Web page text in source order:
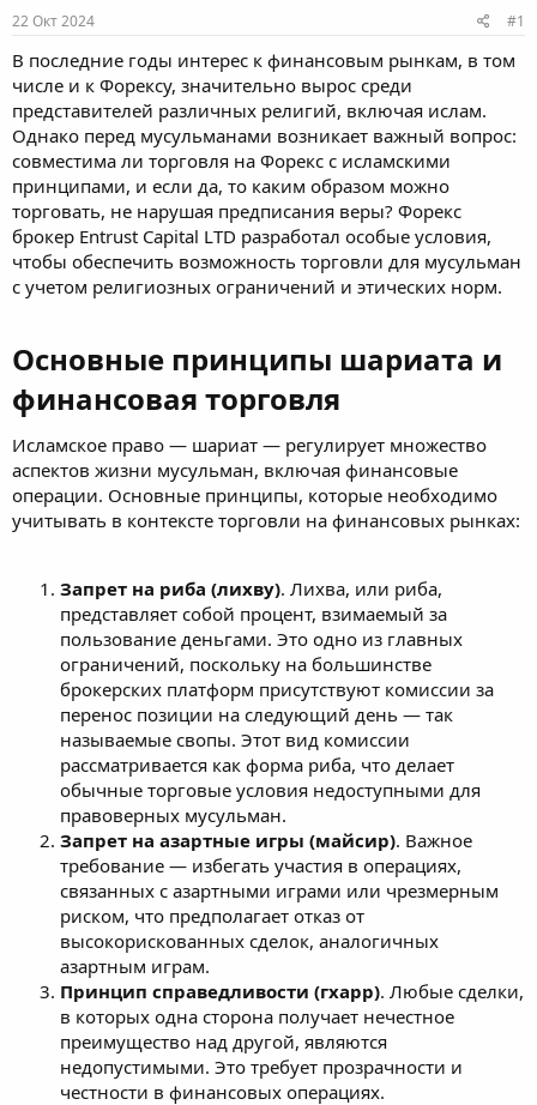
е
м
ы
л
22 Окт 2024 #1
В последние годы интерес к финансовым рынкам, в том
числе и к Форексу, значительно вырос среди
представителей различных религий, включая ислам.
Однако перед мусульманами возникает важный вопрос:
совместима ли торговля на Форекс с исламскими
принципами, и если да, то каким образом можно
торговать, не нарушая предписания веры? Форекс
брокер Entrust Capital LTD разработал особые условия,
чтобы обеспечить возможность торговли для мусульман
с учетом религиозных ограничений и этических норм.
Основные принципы шариата и
финансовая торговля​
Исламское право — шариат — регулирует множество
аспектов жизни мусульман, включая финансовые
операции. Основные принципы, которые необходимо
учитывать в контексте торговли на финансовых рынках:
Запрет на риба (лихву). Лихва, или риба,
представляет собой процент, взимаемый за
пользование деньгами. Это одно из главных
ограничений, поскольку на большинстве
брокерских платформ присутствуют комиссии за
перенос позиции на следующий день — так
называемые свопы. Этот вид комиссии
рассматривается как форма риба, что делает
обычные торговые условия недоступными для
правоверных мусульман.
Запрет на азартные игры (майсир). Важное
требование — избегать участия в операциях,
связанных с азартными играми или чрезмерным
риском, что предполагает отказ от
высокорискованных сделок, аналогичных
азартным играм.
Принцип справедливости (гхарр). Любые сделки,
в которых одна сторона получает нечестное
преимущество над другой, являются
недопустимыми. Это требует прозрачности и
честности в финансовых операциях.